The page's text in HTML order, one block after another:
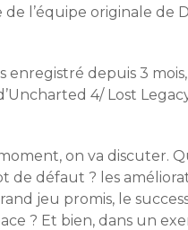
l’équipe originale de
enregistré depuis 3
4/ Lost
on va discuter.
de défaut ? les
jeu promis, le
? Et bien, dans un